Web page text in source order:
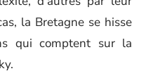
la Bretagne se hisse
qui comptent sur la